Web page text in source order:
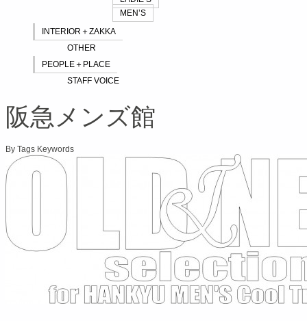
MEN’S
INTERIOR＋ZAKKA
OTHER
PEOPLE＋PLACE
STAFF VOICE
阪急メンズ館
By Tags Keywords